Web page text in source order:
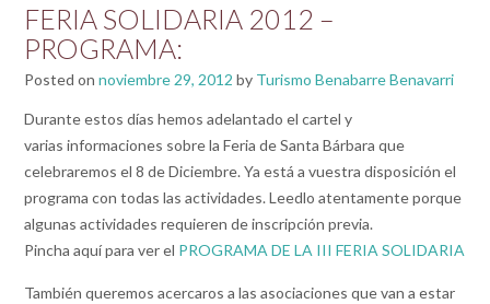
FERIA SOLIDARIA 2012 –
PROGRAMA:
Posted on noviembre 29, 2012 by Turismo Benabarre Benavarri
Durante estos días hemos adelantado el cartel y
varias informaciones sobre la Feria de Santa Bárbara que
celebraremos el 8 de Diciembre. Ya está a vuestra disposición el
programa con todas las actividades. Leedlo atentamente porque
algunas actividades requieren de inscripción previa.
Pincha aquí para ver el PROGRAMA DE LA III FERIA SOLIDARIA
También queremos acercaros a las asociaciones que van a estar